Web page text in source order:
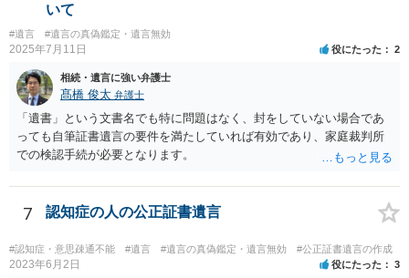
いて
#遺言 #遺言の真偽鑑定・遺言無効
2025年7月11日 役にたった 2
相続・遺言に強い弁護士
髙橋 俊太 弁護士
「遺書」という文書名でも特に問題はなく、封をしていない場合であ
っても自筆証書遺言の要件を満たしていれば有効であり、家庭裁判所
での検認手続が必要となります。
7 認知症の人の公正証書遺言
#認知症・意思疎通不能 #遺言 #遺言の真偽鑑定・遺言無効 #公正証書遺言の作成
2023年6月2日 役にたった 3